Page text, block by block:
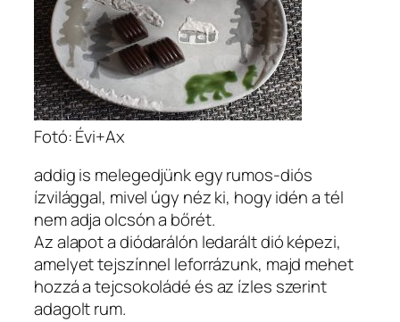
Fotó: Évi+Ax
addig is melegedjünk egy rumos-diós
ízvilággal, mivel úgy néz ki, hogy idén a tél
nem adja olcsón a bőrét.
Az alapot a diódarálón ledarált dió képezi,
amelyet tejszínnel leforrázunk, majd mehet
hozzá a tejcsokoládé és az ízles szerint
adagolt rum.